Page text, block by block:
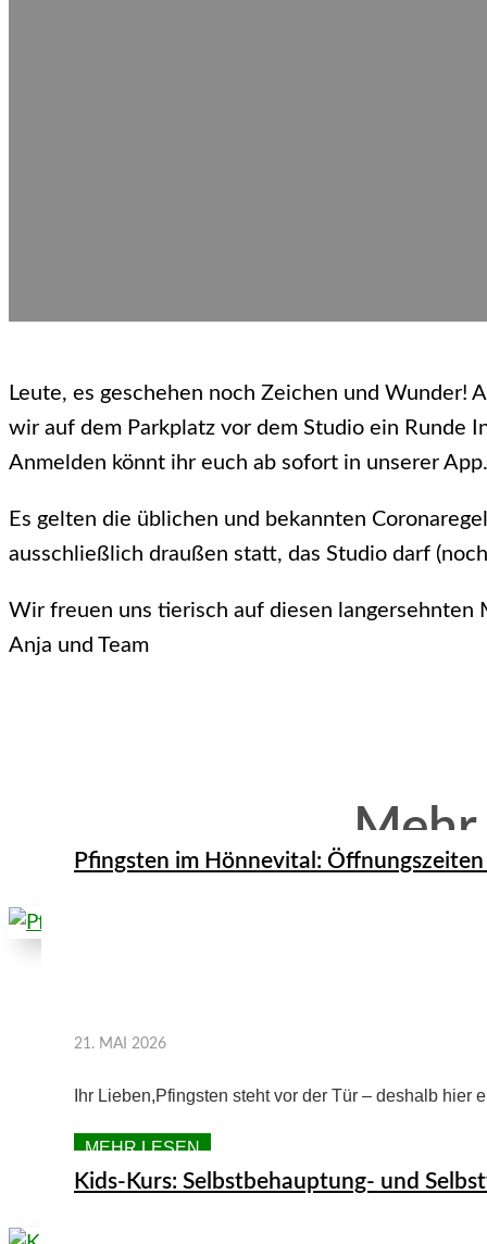
Leute, es geschehen noch Zeichen und Wunder!
wir auf dem Parkplatz vor dem Studio ein Runde
Anmelden könnt ihr euch ab sofort in unserer App.
Es gelten die üblichen und bekannten
ausschließlich draußen statt, das Studio darf
Wir freuen uns tierisch auf diesen langersehnten
Anja und Team
Mehr
Pfingsten im Hönnevital:
21. MAI 2026
Ihr Lieben,Pfingsten steht vor der Tür – deshalb
MEHR LESEN
Kids-Kurs: Selbstbehauptung- und